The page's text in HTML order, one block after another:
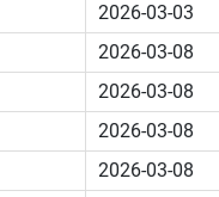
2026-03-03
2026-03-08
2026-03-08
2026-03-08
2026-03-08